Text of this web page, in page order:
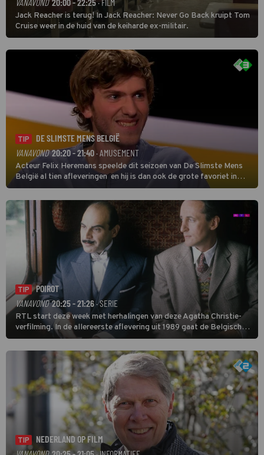
Jack Reacher is terug! In Jack Reacher: Never Go Back kruipt Tom
Cruise weer in de huid van de keiharde ex-militair.
TIP
DE SLIMSTE MENS BELGIË
VANAVOND 20:20 - 21:40· AMUSEMENT
Acteur Felix Heremans speelde dit seizoen van De Slimste Mens
België al tien afleveringen en hij is dan ook de grote favoriet in
deze seizoensfinale. En er is Nederlandse inbreng, want komiek
Soundos El Ahmadi neemt plaats aan de jurytafel.
TIP
POIROT
VANAVOND 20:25 - 21:26 · SERIE
RTL start deze week met herhalingen van deze Agatha Christie-
verfilming. In de allereerste aflevering uit 1989 gaat de Belgische
speurder op zoek naar een vermiste kok. Poirot raakt al snel
verwikkeld in een moordzaak. (HH)
TIP
NEDERLAND OP FILM